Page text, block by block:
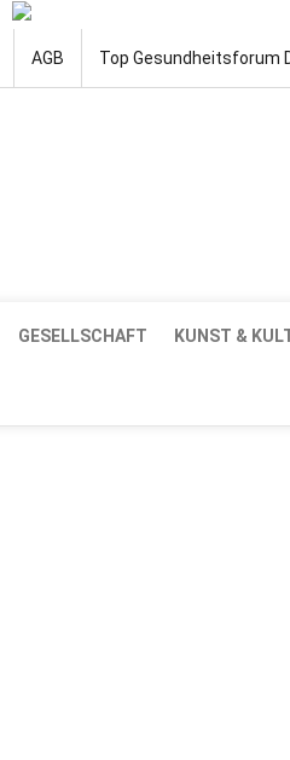
AGB Top Gesundheitsforum
GESELLSCHAFT KUNST &